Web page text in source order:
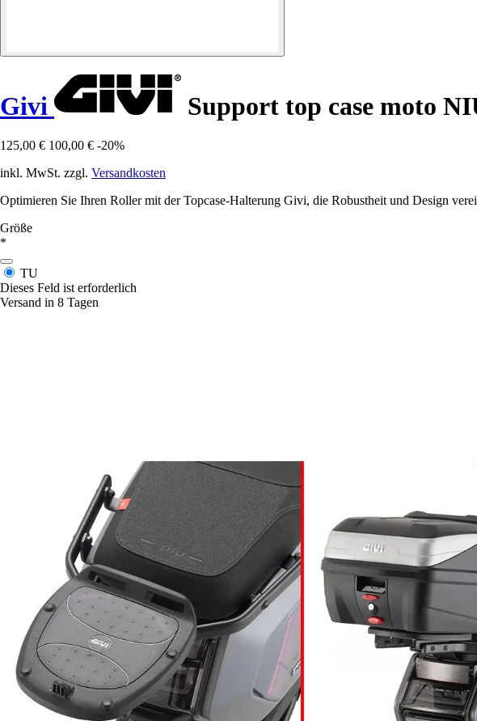
Givi Support top case moto
125,00 € 100,00 € -20%
inkl. MwSt. zzgl. Versandkosten
Optimieren Sie Ihren Roller mit der Topcase-Halterung Givi, die Robustheit und Design
Größe
*
TU
Dieses Feld ist erforderlich
Versand in 8 Tagen